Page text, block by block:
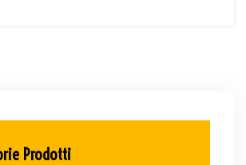
Prodotti